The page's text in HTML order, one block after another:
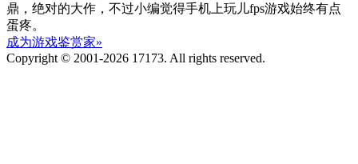
鼎，绝对的大作，不过小编觉得手机上玩儿fps游戏始终有点
蛋疼。
成为游戏鉴赏家»
Copyright © 2001-2026 17173. All rights reserved.